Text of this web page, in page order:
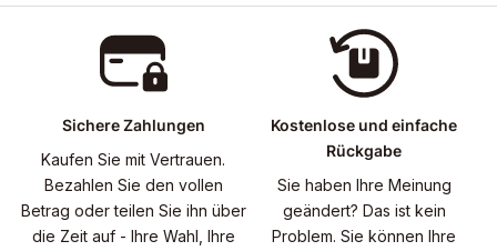
Sichere Zahlungen
Kaufen Sie mit Vertrauen.
Bezahlen Sie den vollen
Betrag oder teilen Sie ihn über
die Zeit auf - Ihre Wahl, Ihre
Kostenlose und einfache
Rückgabe
Sie haben Ihre Meinung
geändert? Das ist kein
Problem. Sie können Ihre